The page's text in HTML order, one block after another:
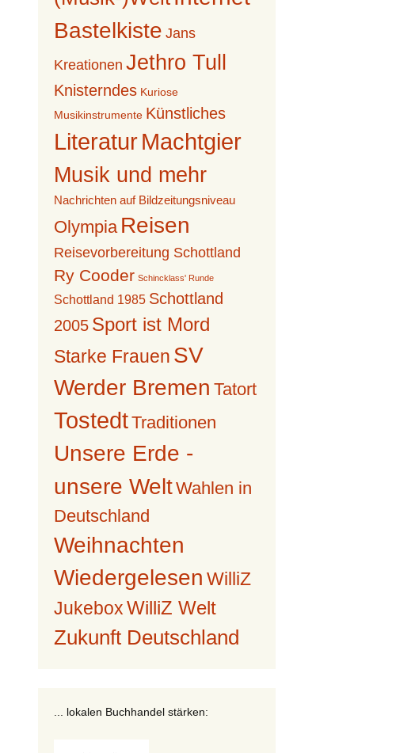
Bastelkiste Jans
Kreationen Jethro Tull
Knisterndes Kuriose
Musikinstrumente Künstliches
LiteraturMachtgier
Musik und mehr
Nachrichten auf Bildzeitungsniveau
Olympia Reisen
Reisevorbereitung Schottland
Ry Cooder Schincklass' Runde
Schottland 1985 Schottland
2005 Sport ist Mord
Starke Frauen SV
Werder Bremen Tatort
TostedtTraditionen
Unsere Erde -
unsere WeltWahlen in
Deutschland
Weihnachten
Wiedergelesen WilliZ
Jukebox WilliZ Welt
Zukunft Deutschland
... lokalen Buchhandel stärken: